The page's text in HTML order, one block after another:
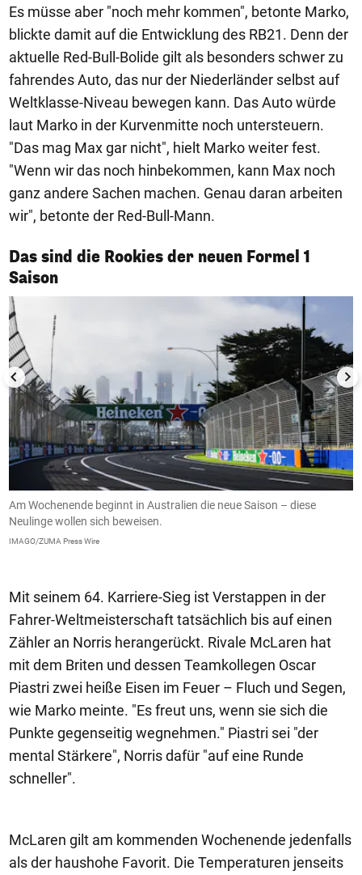
Es müsse aber "noch mehr kommen", betonte Marko,
blickte damit auf die Entwicklung des RB21. Denn der
aktuelle Red-Bull-Bolide gilt als besonders schwer zu
fahrendes Auto, das nur der Niederländer selbst auf
Weltklasse-Niveau bewegen kann. Das Auto würde
laut Marko in der Kurvenmitte noch untersteuern.
"Das mag Max gar nicht", hielt Marko weiter fest.
"Wenn wir das noch hinbekommen, kann Max noch
ganz andere Sachen machen. Genau daran arbeiten
wir", betonte der Red-Bull-Mann.
Das sind die Rookies der neuen Formel 1
Saison
1/7
Am Wochenende beginnt in Australien die neue Saison – diese
Neulinge wollen sich beweisen.
IMAGO/ZUMA Press Wire
Mit seinem 64. Karriere-Sieg ist Verstappen in der
Fahrer-Weltmeisterschaft tatsächlich bis auf einen
Zähler an Norris herangerückt. Rivale McLaren hat
mit dem Briten und dessen Teamkollegen Oscar
Piastri zwei heiße Eisen im Feuer – Fluch und Segen,
wie Marko meinte. "Es freut uns, wenn sie sich die
Punkte gegenseitig wegnehmen." Piastri sei "der
mental Stärkere", Norris dafür "auf eine Runde
schneller".
McLaren gilt am kommenden Wochenende jedenfalls
als der haushohe Favorit. Die Temperaturen jenseits